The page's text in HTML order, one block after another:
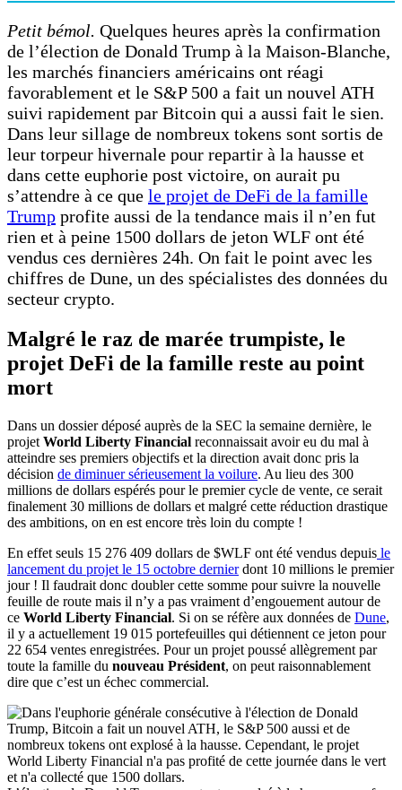
Petit bémol. Quelques heures après la confirmation
de l’élection de Donald Trump à la Maison-Blanche,
les marchés financiers américains ont réagi
favorablement et le S&P 500 a fait un nouvel ATH
suivi rapidement par Bitcoin qui a aussi fait le sien.
Dans leur sillage de nombreux tokens sont sortis de
leur torpeur hivernale pour repartir à la hausse et
dans cette euphorie post victoire, on aurait pu
s’attendre à ce que le projet de DeFi de la famille
Trump profite aussi de la tendance mais il n’en fut
rien et à peine 1500 dollars de jeton WLF ont été
vendus ces dernières 24h. On fait le point avec les
chiffres de Dune, un des spécialistes des données du
secteur crypto.
Malgré le raz de marée trumpiste, le
projet DeFi de la famille reste au point
mort
Dans un dossier déposé auprès de la SEC la semaine dernière, le
projet World Liberty Financial reconnaissait avoir eu du mal à
atteindre ses premiers objectifs et la direction avait donc pris la
décision de diminuer sérieusement la voilure. Au lieu des 300
millions de dollars espérés pour le premier cycle de vente, ce serait
finalement 30 millions de dollars et malgré cette réduction drastique
des ambitions, on en est encore très loin du compte !
En effet seuls 15 276 409 dollars de $WLF ont été vendus depuis le
lancement du projet le 15 octobre dernierdont 10 millions le premier
jour ! Il faudrait donc doubler cette somme pour suivre la nouvelle
feuille de route mais il n’y a pas vraiment d’engouement autour de
ce World Liberty Financial. Si on se réfère aux données de Dune,
il y a actuellement 19 015 portefeuilles qui détiennent ce jeton pour
22 654 ventes enregistrées. Pour un projet poussé allègrement par
toute la famille du nouveau Président, on peut raisonnablement
dire que c’est un échec commercial.